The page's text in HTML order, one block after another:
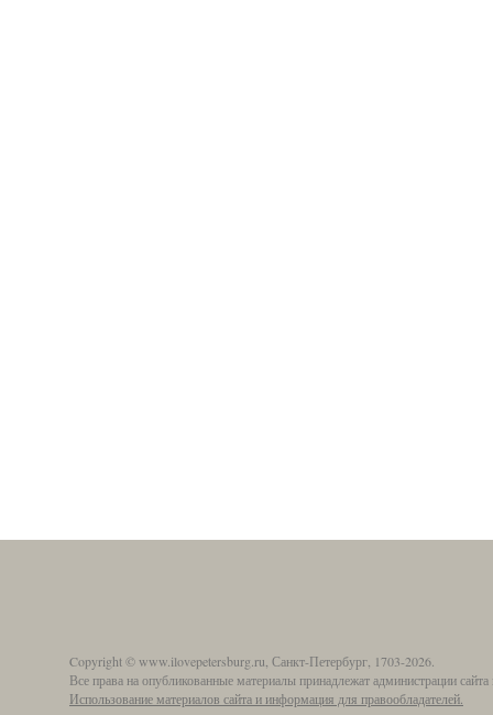
Copyright © www.ilovepetersburg.ru, Санкт-Петербург, 1703-2026.
Все права на опубликованные материалы принадлежат администрации
Использование материалов сайта и информация для правообладателей.